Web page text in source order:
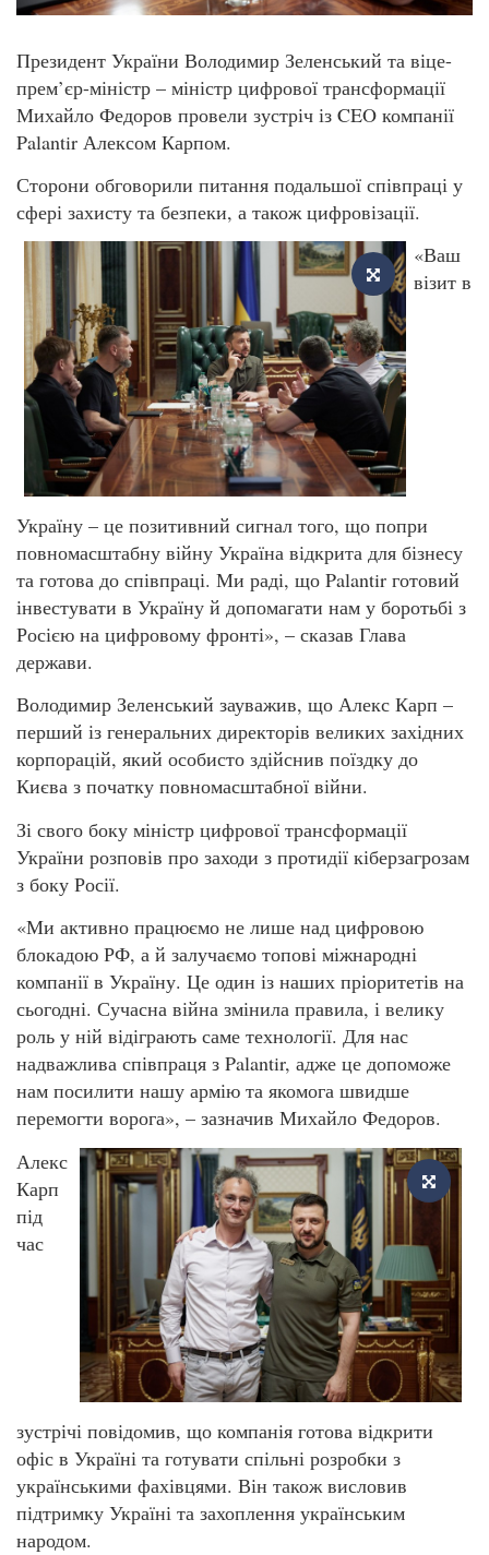
Президент України Володимир Зеленський та віце-
прем’єр-міністр – міністр цифрової трансформації
Михайло Федоров провели зустріч із CEO компанії
Palantir Алексом Карпом.
Сторони обговорили питання подальшої співпраці у
сфері захисту та безпеки, а також цифровізації.
«Ваш
візит в
Україну – це позитивний сигнал того, що попри
повномасштабну війну Україна відкрита для бізнесу
та готова до співпраці. Ми раді, що Palantir готовий
інвестувати в Україну й допомагати нам у боротьбі з
Росією на цифровому фронті», – сказав Глава
держави.
Володимир Зеленський зауважив, що Алекс Карп –
перший із генеральних директорів великих західних
корпорацій, який особисто здійснив поїздку до
Києва з початку повномасштабної війни.
Зі свого боку міністр цифрової трансформації
України розповів про заходи з протидії кіберзагрозам
з боку Росії.
«Ми активно працюємо не лише над цифровою
блокадою РФ, а й залучаємо топові міжнародні
компанії в Україну. Це один із наших пріоритетів на
сьогодні. Сучасна війна змінила правила, і велику
роль у ній відіграють саме технології. Для нас
надважлива співпраця з Palantir, адже це допоможе
нам посилити нашу армію та якомога швидше
перемогти ворога», – зазначив Михайло Федоров.
Алекс
Карп
під
час
зустрічі повідомив, що компанія готова відкрити
офіс в Україні та готувати спільні розробки з
українськими фахівцями. Він також висловив
підтримку Україні та захоплення українським
народом.